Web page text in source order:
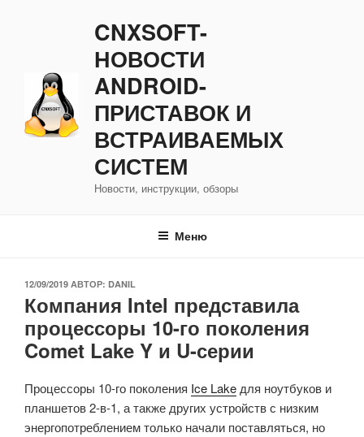
CNXSOFT-
НОВОСТИ
ANDROID-
ПРИСТАВОК И
ВСТРАИВАЕМЫХ
СИСТЕМ
Новости, инструкции, обзоры
Меню
ОПУБЛИКОВАНО
12/09/2019 АВТОР: DANIL
Компания Intel представила
процессоры 10-го поколения
Comet Lake Y и U-серии
Процессоры 10-го поколения Ice Lakeдля ноутбуков и
планшетов 2-в-1, а также других устройств с низким
энергопотреблением только начали поставляться, но